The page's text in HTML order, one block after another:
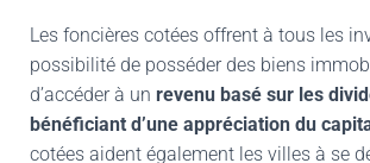
Les foncières cotées offrent à tous les
possibilité de posséder des biens
d’accéder à un revenu basé sur les
bénéficiant d’une appréciation du
cotées aident également les villes à se